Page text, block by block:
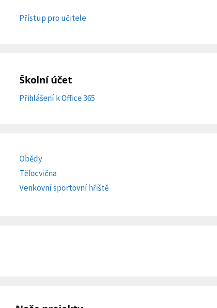
Přístup pro učitele
Školní účet
Přihlášení k Office 365
Obědy
Tělocvična
Venkovní sportovní hřiště